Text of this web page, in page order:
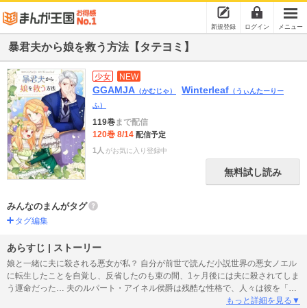
新規登録 ログイン メニュー
暴君夫から娘を救う方法【タテヨミ】
少女 NEW
GGAMJA （かむじゃ） Winterleaf （うぃんたーりー
ふ）
119巻まで配信
120巻 8/14 配信予定
1人 がお気に入り登録中
無料試し読み
みんなのまんがタグ
タグ編集
あらすじ | ストーリー
娘と一緒に夫に殺される悪女が私？ 自分が前世で読んだ小説世界の悪女ノエル
に転生したことを自覚し、反省したのも束の間、1ヶ月後には夫に殺されてしま
う運命だった… 夫のルパート・アイネル侯爵は残酷な性格で、人々は彼を「戦
争狂」と呼んでいた。娘と生き残るため改心し、必死にルパートに取り入ろう
もっと詳細を見る▼